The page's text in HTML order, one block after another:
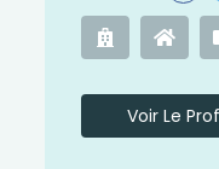
Voir Le